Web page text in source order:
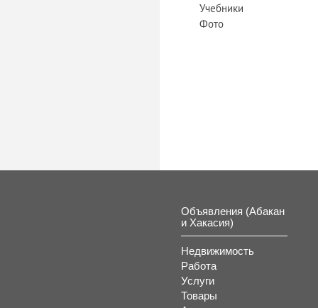
Учебники
Фото
Объявления (Абакан
и Хакасия)
Недвижимость
Работа
Услуги
Товары